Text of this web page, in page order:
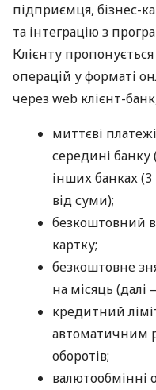
підприємця, бізнес-
та інтеграцію з
Клієнту
операцій у форматі
через web клієнт-
миттєві
середині
інших банках
від суми);
безкоштовний
картку;
безкоштовне
на місяць (далі
кредитний
автоматичним
оборотів;
валютообмінні